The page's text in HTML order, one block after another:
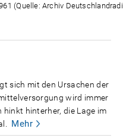
(Quelle: Archiv
sich mit den Ursachen der
wird immer
hinterher, die Lage im
Mehr